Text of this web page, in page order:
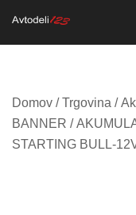
Avtodeli123.si
Prodaja rezervnih
Domov /Trgovina /
BANNER /
STARTING BULL-